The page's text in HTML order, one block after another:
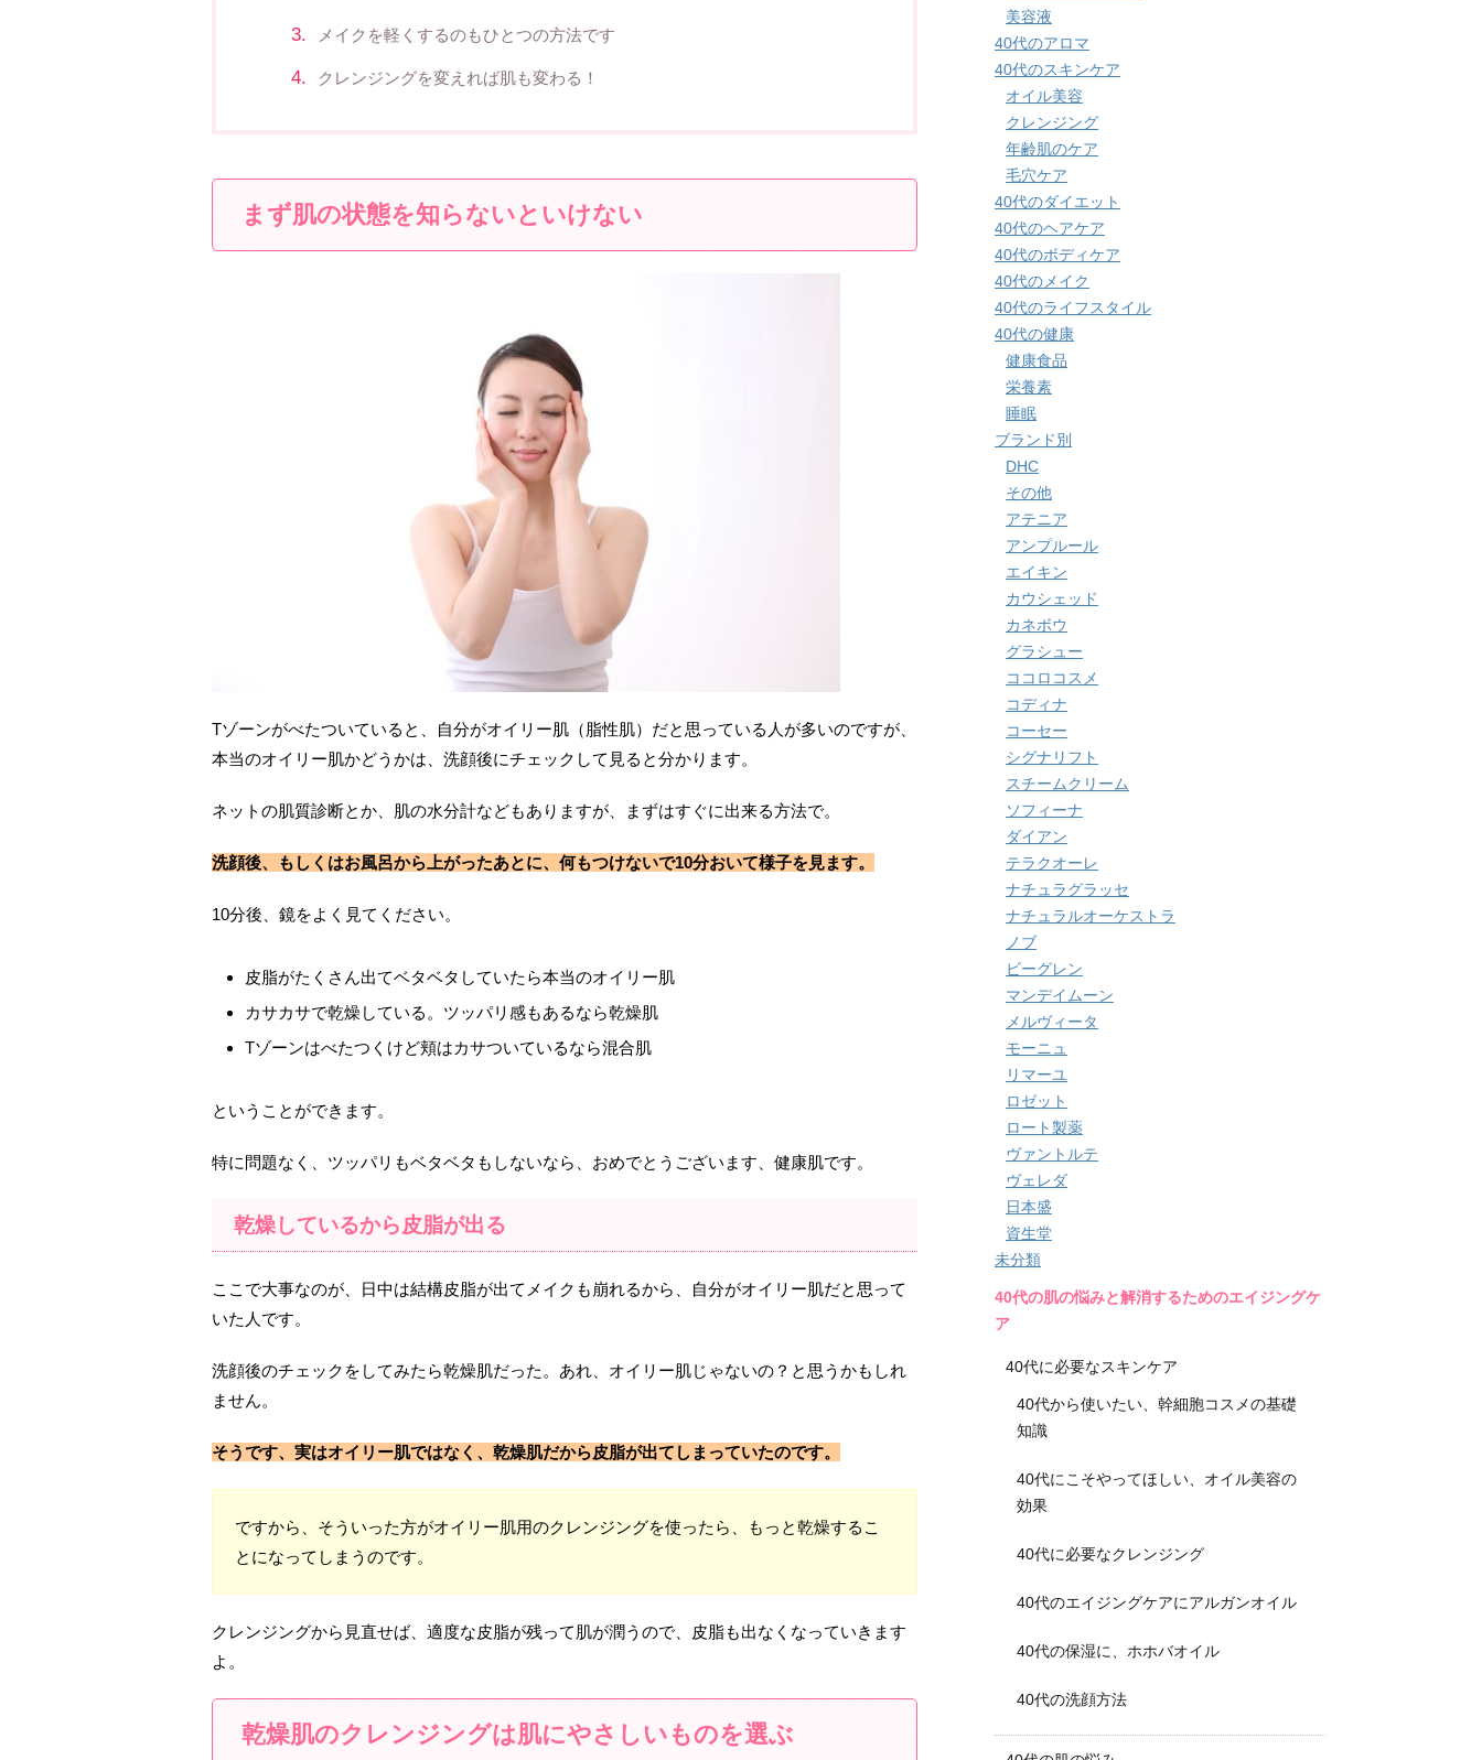
メイクを軽くするのもひとつの方法です
クレンジングを変えれば肌も変わる！
まず肌の状態を知らないといけない
Tゾーンがべたついていると、自分がオイリー肌（脂性肌）だと思っている人が多いのですが、
本当のオイリー肌かどうかは、洗顔後にチェックして見ると分かります。
ネットの肌質診断とか、肌の水分計などもありますが、まずはすぐに出来る方法で。
洗顔後、もしくはお風呂から上がったあとに、何もつけないで10分おいて様子を見ます。
10分後、鏡をよく見てください。
皮脂がたくさん出てベタベタしていたら本当のオイリー肌
カサカサで乾燥している。ツッパリ感もあるなら乾燥肌
Tゾーンはべたつくけど頬はカサついているなら混合肌
ということができます。
特に問題なく、ツッパリもベタベタもしないなら、おめでとうございます、健康肌です。
乾燥しているから皮脂が出る
ここで大事なのが、日中は結構皮脂が出てメイクも崩れるから、自分がオイリー肌だと思って
いた人です。
洗顔後のチェックをしてみたら乾燥肌だった。あれ、オイリー肌じゃないの？と思うかもしれ
ません。
そうです、実はオイリー肌ではなく、乾燥肌だから皮脂が出てしまっていたのです。
ですから、そういった方がオイリー肌用のクレンジングを使ったら、もっと乾燥するこ
とになってしまうのです。
クレンジングから見直せば、適度な皮脂が残って肌が潤うので、皮脂も出なくなっていきます
よ。
乾燥肌のクレンジングは肌にやさしいものを選ぶ
美容液
40代のアロマ
40代のスキンケア
オイル美容
クレンジング
年齢肌のケア
毛穴ケア
40代のダイエット
40代のヘアケア
40代のボディケア
40代のメイク
40代のライフスタイル
40代の健康
健康食品
栄養素
睡眠
ブランド別
DHC
その他
アテニア
アンプルール
エイキン
カウシェッド
カネボウ
グラシュー
ココロコスメ
コディナ
コーセー
シグナリフト
スチームクリーム
ソフィーナ
ダイアン
テラクオーレ
ナチュラグラッセ
ナチュラルオーケストラ
ノブ
ビーグレン
マンデイムーン
メルヴィータ
モーニュ
リマーユ
ロゼット
ロート製薬
ヴァントルテ
ヴェレダ
日本盛
資生堂
未分類
40代の肌の悩みと解消するためのエイジングケ
ア
40代に必要なスキンケア
40代から使いたい、幹細胞コスメの基礎
知識
40代にこそやってほしい、オイル美容の
効果
40代に必要なクレンジング
40代のエイジングケアにアルガンオイル
40代の保湿に、ホホバオイル
40代の洗顔方法